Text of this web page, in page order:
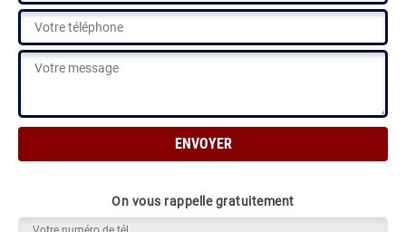
On vous rappelle gratuitement